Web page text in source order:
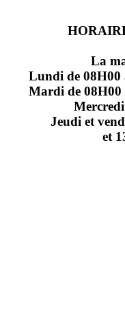
La
Lundi de 08H00
Mardi de 08H00
Jeudi et
et